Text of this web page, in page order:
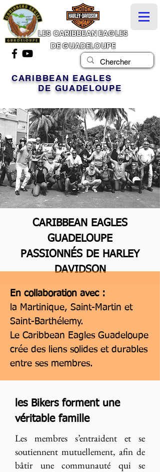
LES CARIBBEAN EAGLES
DE GUADELOUPE
CARIBBEAN EAGLES
DE GUADELOUPE
CARIBBEAN EAGLES
GUADELOUPE
PASSIONNÉS DE HARLEY
DAVIDSON
En collaboration avec :
la Martinique, Saint-Martin et
Saint-Barthélemy.
Le Caribbean Eagles Guadeloupe
crée des liens solides et durables
entre ses membres.
les Bikers forment une
véritable famille
Les membres s’entraident et se
soutiennent mutuellement, afin de
bâtir une communauté qui se